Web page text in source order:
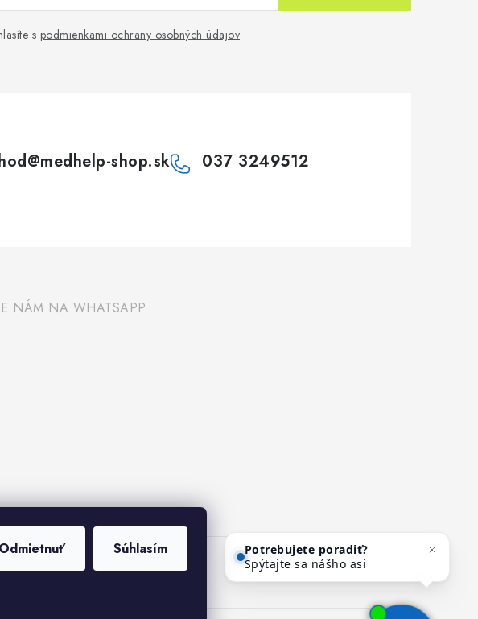
Odmietnuť Súhlasím
s podmienkami ochrany osobných údajov
@medhelp-shop.sk 037 3249512
NÁM NA WHATSAPP
Spýtajte sa nášho asistenta
Mediho.